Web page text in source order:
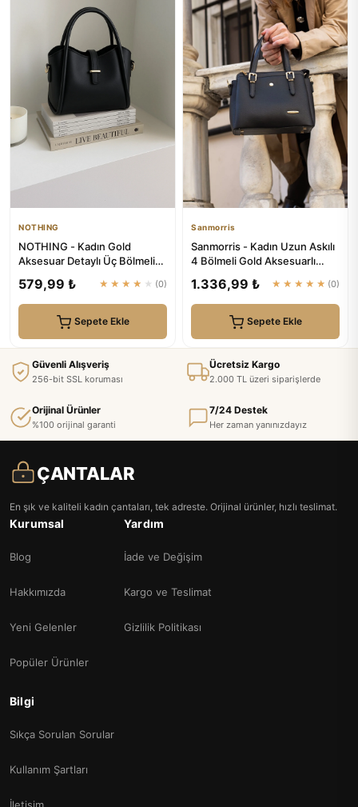
NOTHING
NOTHING - Kadın Gold
Aksesuar Detaylı Üç Bölmeli
579,99 ₺ ★★★★★ (0)
Sepete Ekle
Sanmorris
Sanmorris - Kadın Uzun Askılı
4 Bölmeli Gold Aksesuarlı
1.336,99 ₺ ★★★★★ (0)
Sepete Ekle
Güvenli Alışveriş
256-bit SSL koruması
Ücretsiz Kargo
2.000 TL üzeri siparişlerde
Orijinal Ürünler
%100 orijinal garanti
7/24 Destek
Her zaman yanınızdayız
ÇANTALAR
En şık ve kaliteli kadın çantaları, tek adreste. Orijinal ürünler, hızlı teslimat.
Kurumsal
Blog
Hakkımızda
Yeni Gelenler
Popüler Ürünler
Yardım
İade ve Değişim
Kargo ve Teslimat
Gizlilik Politikası
Bilgi
Sıkça Sorulan Sorular
Kullanım Şartları